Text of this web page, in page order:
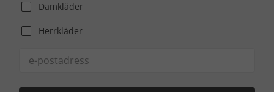
Damkläder
Herrkläder